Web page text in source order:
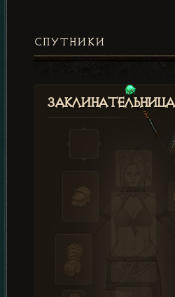
СПУТНИКИ
Заклинательница